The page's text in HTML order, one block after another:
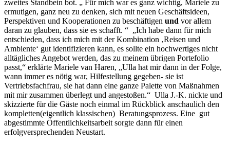
zweites Standbein bot. „ Für mich war es ganz wichtig, Mariele zu
ermutigen, ganz neu zu denken, sich mit neuen Geschäftsideen,
Perspektiven und Kooperationen zu beschäftigen und vor allem
daran zu glauben, dass sie es schafft. “ „Ich habe dann für mich
entschieden, dass ich mich mit der Kombination ‚Reisen und
Ambiente‘ gut identifizieren kann, es sollte ein hochwertiges nicht
alltägliches Angebot werden, das zu meinem übrigen Portefolio
passt,“ erklärte Mariele van Haren, „Ulla hat mir dann in der Folge,
wann immer es nötig war, Hilfestellung gegeben- sie ist
Vertriebsfachfrau, sie hat dann eine ganze Palette von Maßnahmen
mit mir zusammen überlegt und angestoßen.“ Ulla J.-K. nickte und
skizzierte für die Gäste noch einmal im Rückblick anschaulich den
kompletten(eigentlich klassischen) Beratungsprozess. Eine gut
abgestimmte Öffentlichkeitsarbeit sorgte dann für einen
erfolgversprechenden Neustart.